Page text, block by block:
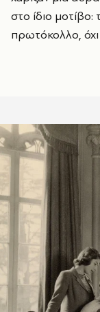
στο ίδιο
πρωτόκολλο, όχι